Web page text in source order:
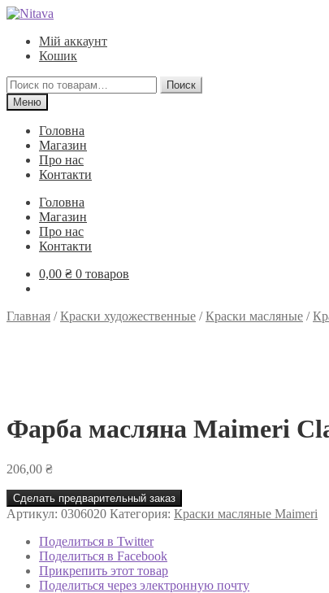
Перейти
навигации
Перейти
содержимому
Мій аккаунт
Кошик
Искать:
Поиск
Меню
Головна
Магазин
Про нас
Контакти
Головна
Магазин
Про нас
Контакти
0,00 ₴ 0 товаров
Главная /Краски художественные /Краски масляные /
Фарба масляна Maimeri
206,00 ₴
Сделать предварительный заказ
Артикул: 0306020 Категория: Краски масляные Maimeri
Поделиться в Twitter
Поделиться в Facebook
Прикрепить этот товар
Поделиться через электронную почту